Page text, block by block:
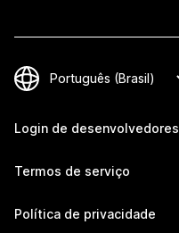
Login de desenvolvedores
Termos de serviço
Política de privacidade